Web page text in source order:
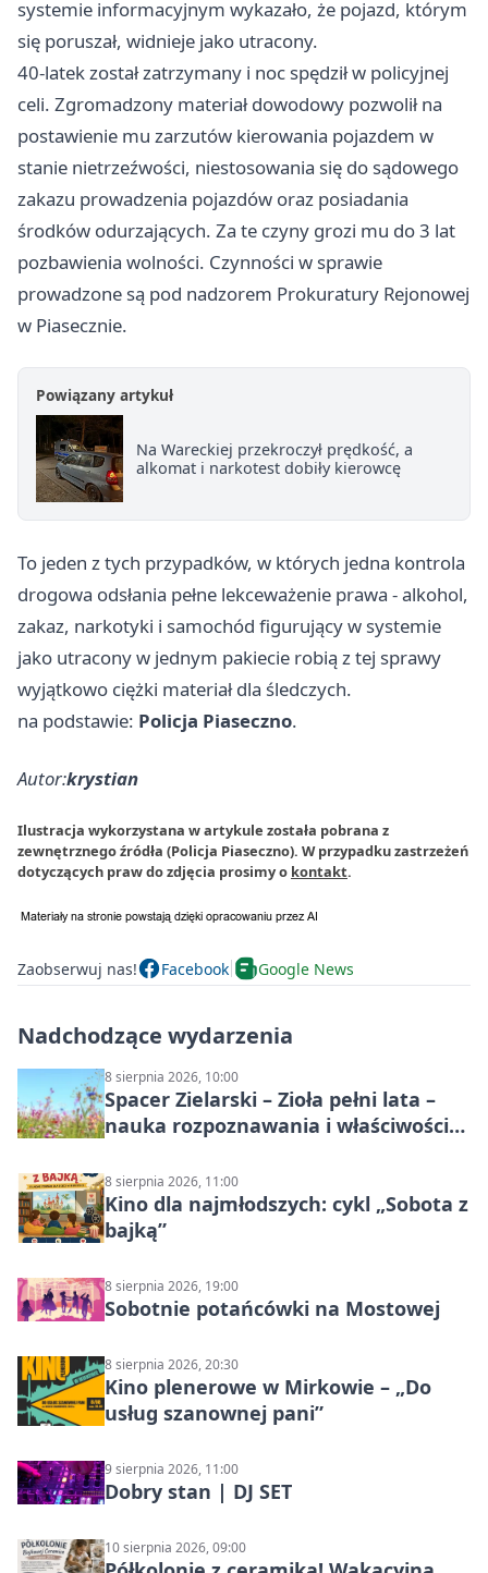
systemie informacyjnym wykazało, że pojazd, którym
się poruszał, widnieje jako utracony.
40-latek został zatrzymany i noc spędził w policyjnej
celi. Zgromadzony materiał dowodowy pozwolił na
postawienie mu zarzutów kierowania pojazdem w
stanie nietrzeźwości, niestosowania się do sądowego
zakazu prowadzenia pojazdów oraz posiadania
środków odurzających. Za te czyny grozi mu do 3 lat
pozbawienia wolności. Czynności w sprawie
prowadzone są pod nadzorem Prokuratury Rejonowej
w Piasecznie.
Powiązany artykuł
Na Wareckiej przekroczył prędkość, a
alkomat i narkotest dobiły kierowcę
To jeden z tych przypadków, w których jedna kontrola
drogowa odsłania pełne lekceważenie prawa - alkohol,
zakaz, narkotyki i samochód figurujący w systemie
jako utracony w jednym pakiecie robią z tej sprawy
wyjątkowo ciężki materiał dla śledczych.
na podstawie: Policja Piaseczno.
Autor:krystian
Ilustracja wykorzystana w artykule została pobrana z
zewnętrznego źródła (Policja Piaseczno). W przypadku zastrzeżeń
dotyczących praw do zdjęcia prosimy o kontakt.
Zaobserwuj nas! Facebook Google News
Nadchodzące wydarzenia
8 sierpnia 2026, 10:00
Spacer Zielarski – Zioła pełni lata –
nauka rozpoznawania i właściwości
8 sierpnia 2026, 11:00
Kino dla najmłodszych: cykl „Sobota z
bajką”
8 sierpnia 2026, 19:00
Sobotnie potańcówki na Mostowej
8 sierpnia 2026, 20:30
Kino plenerowe w Mirkowie – „Do
usług szanownej pani”
9 sierpnia 2026, 11:00
Dobry stan | DJ SET
10 sierpnia 2026, 09:00